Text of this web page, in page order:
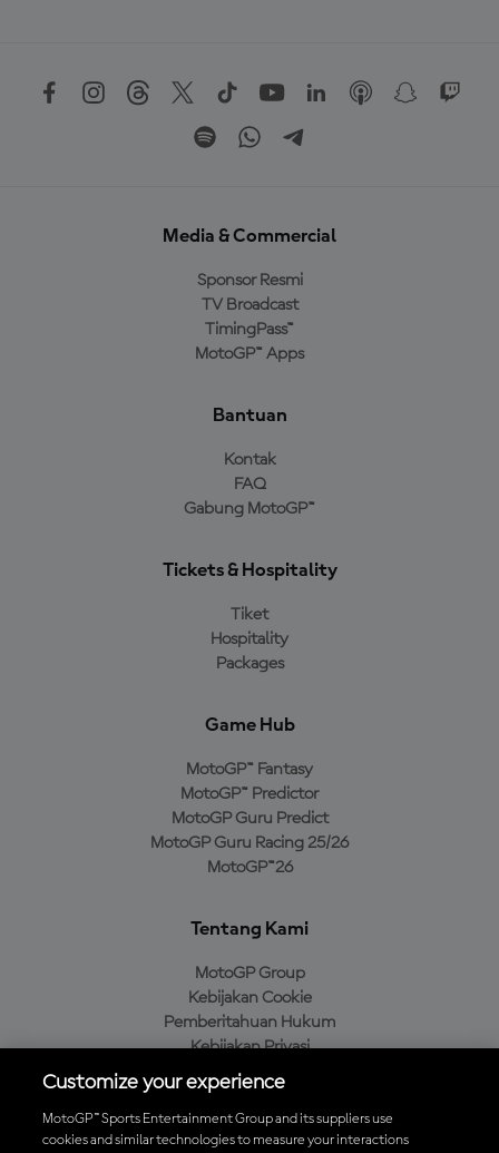
Media & Commercial
Sponsor Resmi
TV Broadcast
TimingPass™
MotoGP™ Apps
Bantuan
Kontak
FAQ
Gabung MotoGP™
Tickets & Hospitality
Tiket
Hospitality
Packages
Game Hub
MotoGP™ Fantasy
MotoGP™ Predictor
MotoGP Guru Predict
MotoGP Guru Racing 25/26
MotoGP™26
Tentang Kami
MotoGP Group
Kebijakan Cookie
Pemberitahuan Hukum
Kebijakan Privasi
Kebijakan Pembelian
Customize your experience
MotoGP™ Sports Entertainment Group and its suppliers use
cookies and similar technologies to measure your interactions